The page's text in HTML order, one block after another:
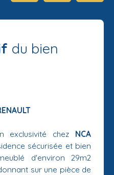
du bien
exclusivité chez NCA
sécurisée et bien
d'environ 29m2
sur une pièce de